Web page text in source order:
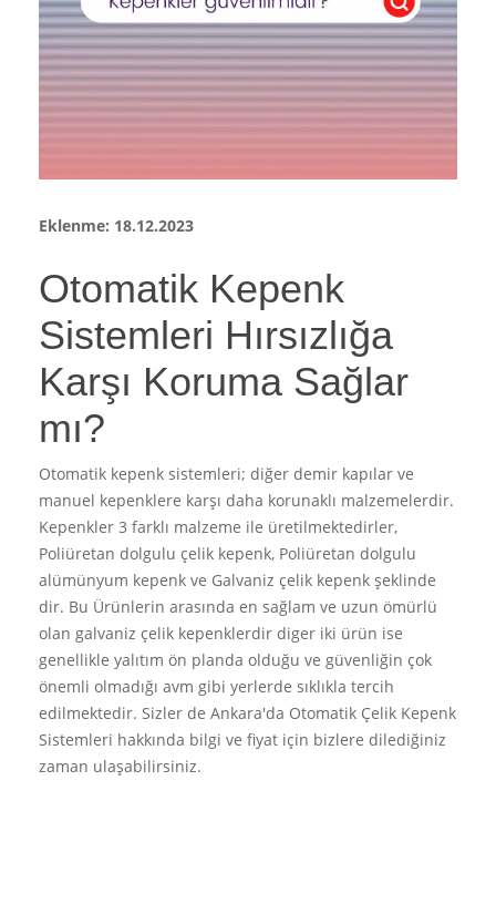
Eklenme: 18.12.2023
Otomatik Kepenk
Sistemleri Hırsızlığa
Karşı Koruma Sağlar
mı?
Otomatik kepenk sistemleri; diğer demir kapılar ve
manuel kepenklere karşı daha korunaklı malzemelerdir.
Kepenkler 3 farklı malzeme ile üretilmektedirler,
Poliüretan dolgulu çelik kepenk, Poliüretan dolgulu
alümünyum kepenk ve Galvaniz çelik kepenk şeklinde
dir. Bu Ürünlerin arasında en sağlam ve uzun ömürlü
olan galvaniz çelik kepenklerdir diger iki ürün ise
genellikle yalıtım ön planda olduğu ve güvenliğin çok
önemli olmadığı avm gibi yerlerde sıklıkla tercih
edilmektedir. Sizler de Ankara'da Otomatik Çelik Kepenk
Sistemleri hakkında bilgi ve fiyat için bizlere dilediğiniz
zaman ulaşabilirsiniz.